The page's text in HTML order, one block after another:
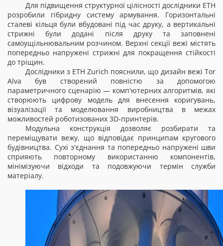
Для підвищення структурної цілісності дослідники ETH
розробили гібридну систему армування. Горизонтальні
сталеві кільця були вбудовані під час друку, а вертикальні
стрижні були додані після друку та заповнені
самоущільнювальним розчином. Верхні секції вежі містять
попередньо напружені стрижні для покращення стійкості
до тріщин.
Дослідники з ETH Zurich пояснили, що дизайн вежі Tor
Alva був створений повністю за допомогою
параметричного сценарію — комп'ютерних алгоритмів, які
створюють цифрову модель для внесення коригувань,
візуалізації та моделювання виробництва в межах
можливостей роботизованих 3D-принтерів.
Модульна конструкція дозволяє розбирати та
переміщувати вежу, що відповідає принципам кругового
будівництва. Сухі з'єднання та попередньо напружені шви
сприяють повторному використанню компонентів,
мінімізуючи відходи та подовжуючи термін служби
матеріалу.